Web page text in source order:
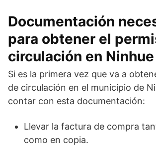
Documentación
para obtener el
circulación en Ninhue
Si es la primera vez que va a
de circulación en el municipio de
contar con esta documentación:
Llevar la factura de compra
como en copia.